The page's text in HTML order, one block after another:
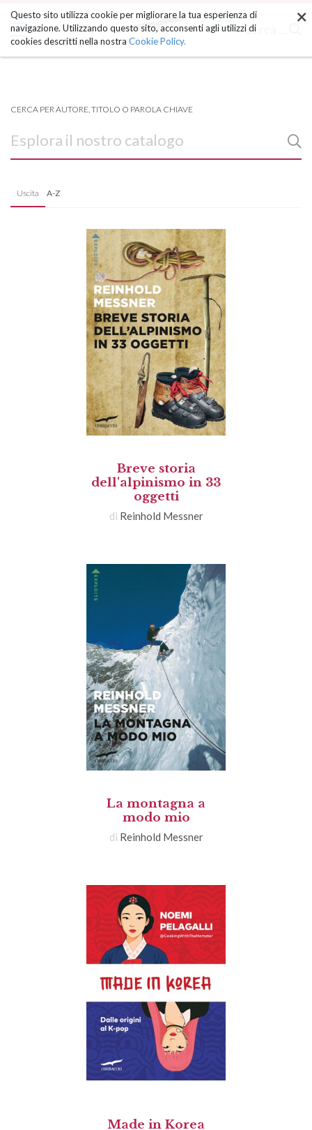
ai
contenuti.
|
Salta
Cerca ... ×
Questo sito utilizza cookie per migliorare la tua esperienza di
navigazione. Utilizzando questo sito, acconsenti agli utilizzi di
cookies descritti nella nostra Cookie Policy.
CERCA PER AUTORE, TITOLO O PAROLA CHIAVE
Uscita A-Z
Breve storia
dell'alpinismo in 33
oggetti
di Reinhold Messner
La montagna a
modo mio
di Reinhold Messner
Made in Korea